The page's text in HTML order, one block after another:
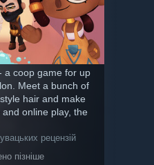
a coop game for up
Meet a bunch of
hair and make
online play, the
рецензій
пізніше